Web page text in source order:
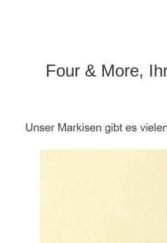
Four & More,